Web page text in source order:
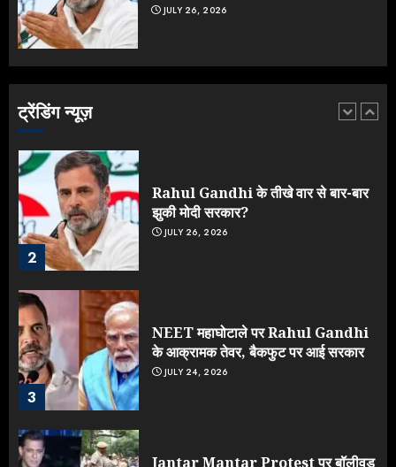
JULY 26, 2026
ट्रेंडिंग न्यूज़
1
उड़ाए करोड़ों, टूट गया मोदी का रिकॉर्ड !
2
Rahul Gandhi के तीखे वार से बार-बार
झुकी मोदी सरकार?
JULY 26, 2026
3
NEET महाघोटाले पर Rahul Gandhi
के आक्रामक तेवर, बैकफुट पर आई सरकार
JULY 24, 2026
Jantar Mantar Protest पर बॉलीवुड